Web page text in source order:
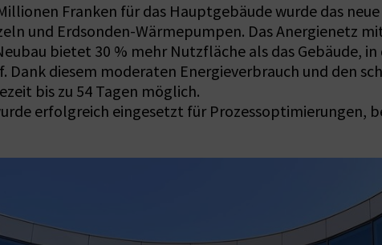
Franken für das Hauptgebäude wurde das
und Erdsonden-Wärmepumpen. Das Anergienetz
bietet 30 % mehr Nutzfläche als das Gebäude,
Dank diesem moderaten Energieverbrauch und den
bis zu 54 Tagen möglich.
erfolgreich eingesetzt für Prozessoptimierungen,